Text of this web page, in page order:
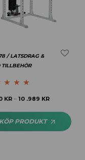
/ LATSDRAG &
TILLBEHÖR
5.00
KR – 10 .989 KR
KÖP PRODUKT